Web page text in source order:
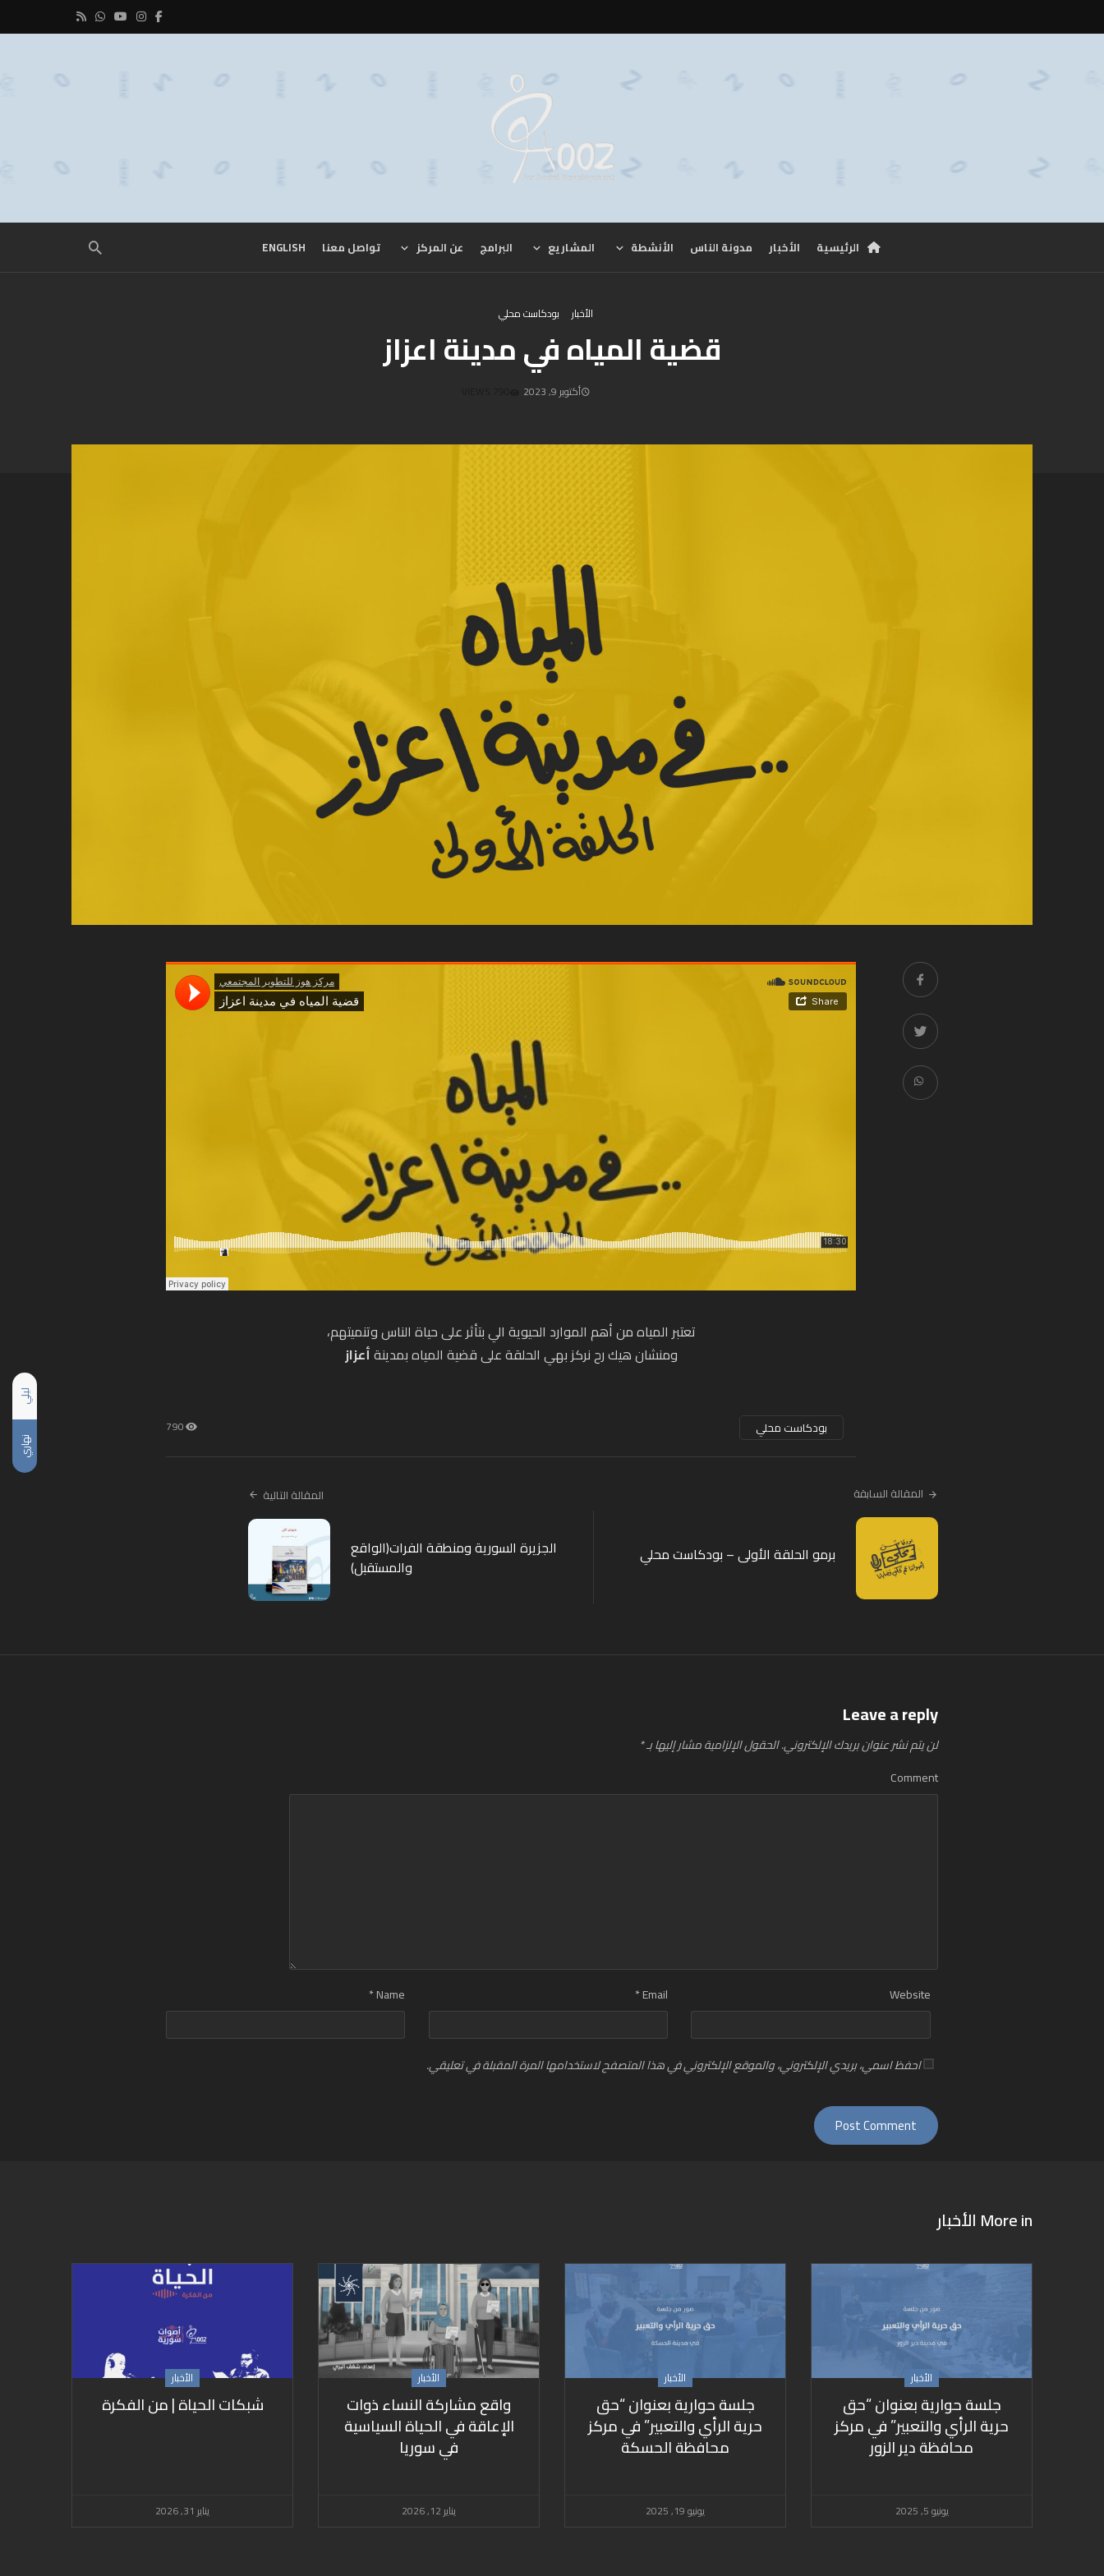
ليلي
نهاري
الرئيسية الأخبار مدونة الناس الأنشطة المشاريع البرامج عن المركز تواصل معنا ENGLISH
الأخبار بودكاست محلي
قضية المياه في مدينة اعزاز
أكتوبر 9, 2023
تعتبر المياه من أهم الموارد الحيوية الي بتأثر على حياة الناس وتنميتهم،
ومنشان هيك رح نركز بهي الحلقة على قضية المياه بمدينةأعزاز
بودكاست محلي 790
المقالة التالية
الجزيرة السورية ومنطقة الفرات(الواقع
والمستقبل)
المقالة السابقة
برمو الحلقة الأولى – بودكاست محلي
Leave a reply
لن يتم نشر عنوان بريدك الإلكتروني.الحقول الإلزامية مشار إليها بـ*
Comment
Name
* Email
* Website
احفظ اسمي، بريدي الإلكتروني، والموقع الإلكتروني في هذا المتصفح لاستخدامها المرة المقبلة في تعليقي.
More in الأخبار
الأخبار
شبكات الحياة | من الفكرة
يناير 31, 2026
الأخبار
واقع مشاركة النساء ذوات
الإعاقة في الحياة السياسية
في سوريا
يناير 12, 2026
الأخبار
جلسة حوارية بعنوان “حق
حرية الرأي والتعبير” في مركز
محافظة الحسكة
يونيو 19, 2025
الأخبار
جلسة حوارية بعنوان “حق
حرية الرأي والتعبير” في مركز
محافظة دير الزور
يونيو 5, 2025